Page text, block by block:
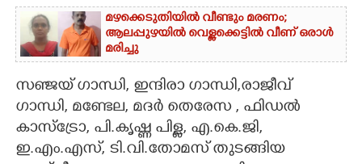
മഴക്കെടുതിയിൽ വീണ്ടും മരണം;
ആലപ്പുഴയിൽ വെള്ളക്കെട്ടിൽ വീണ് ഒരാൾ
മരിച്ചു
സഞ്ജയ് ഗാന്ധി, ഇന്ദിരാ ഗാന്ധി,രാജീവ്
ഗാന്ധി, മണ്ടേല, മദർ തെരേസ , ഫിഡൽ
കാസ്ട്രോ, പി.കൃഷ്ണ പിള്ള, എ.കെ.ജി,
ഇ.എം.എസ്, ടി.വി.തോമസ് തുടങ്ങിയ